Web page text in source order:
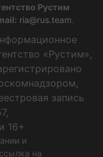
Рустим
ria@rus.team.
«Рустим»,
запись
16+
и
на